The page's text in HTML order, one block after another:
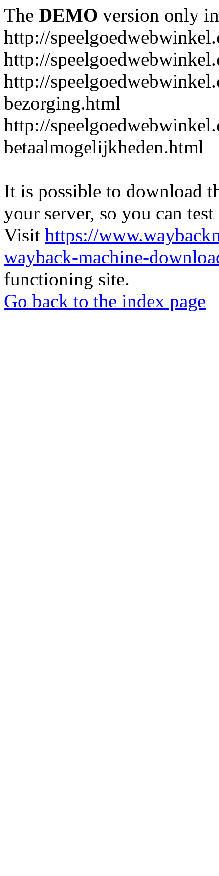
The DEMO version only
http://
http://
http://
bezorging.html
http://
betaalmogelijkheden.html
It is possible to download
your server, so you can
Visit https://
wayback-machine-
functioning site.
Go back to the index page